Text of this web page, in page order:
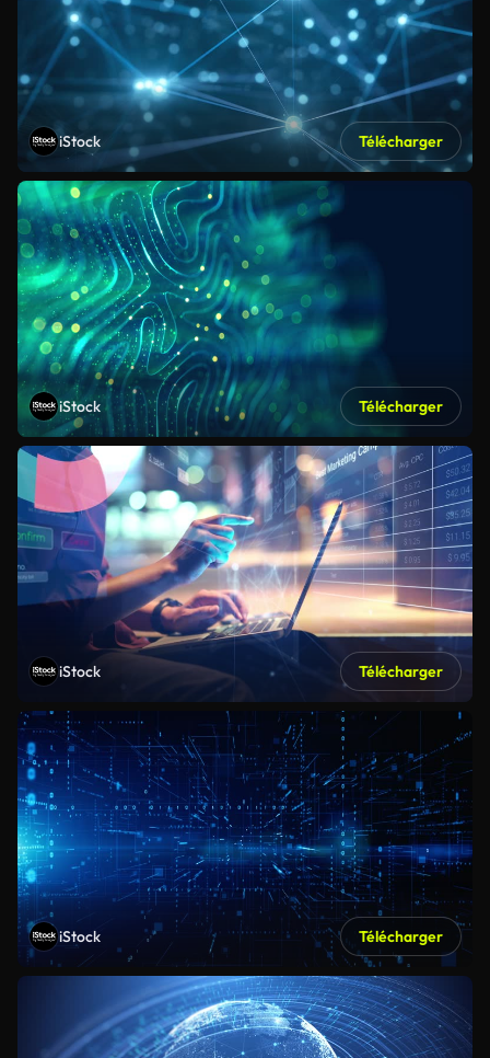
iStock Télécharger
iStock Télécharger
iStock Télécharger
iStock Télécharger